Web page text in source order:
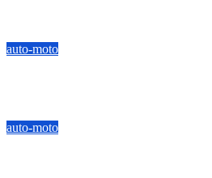
auto-moto
auto-moto